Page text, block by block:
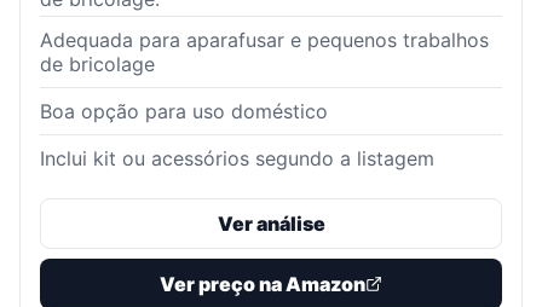
Adequada para aparafusar e pequenos trabalhos
de bricolage
Boa opção para uso doméstico
Inclui kit ou acessórios segundo a listagem
Ver análise
Ver preço na Amazon